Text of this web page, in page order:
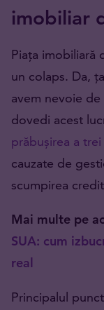
imobiliar
Piața imobiliară
un colaps. Da,
avem nevoie
dovedi acest
prăbușirea a
cauzate de
scumpirea
Mai multe pe
SUA: cum
real
Principalul